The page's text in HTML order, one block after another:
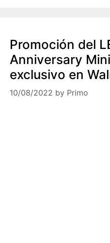
Promoción del
Anniversary
exclusivo en
10/08/2022 by Primo